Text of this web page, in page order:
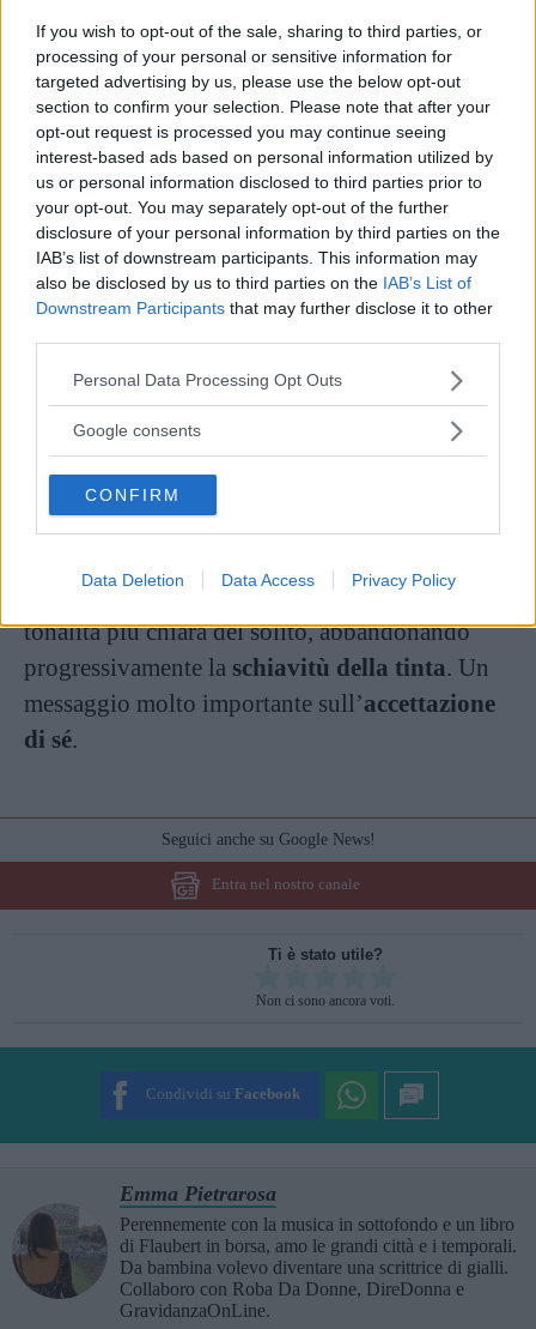
If you wish to opt-out of the sale, sharing to third parties, or
processing of your personal or sensitive information for
targeted advertising by us, please use the below opt-out
section to confirm your selection. Please note that after your
opt-out request is processed you may continue seeing
interest-based ads based on personal information utilized by
us or personal information disclosed to third parties prior to
your opt-out. You may separately opt-out of the further
disclosure of your personal information by third parties on the
IAB’s list of downstream participants. This information may
also be disclosed by us to third parties on the IAB’s List of
Downstream Participants that may further disclose it to other
Please note that this website/app uses one or more Google
not limited to your visit or usage behaviour. You may click to
use your data for below specified purposes in below Google
consent section.
Personal Data Processing Opt Outs
Google consents
CONFIRM
Data Deletion Data Access Privacy Policy
Un post condiviso da Julia Roberts News (@juliarobertsnews)
Grazie albody positive, ovvero la
normalizzazionedi quelli che i canoni estetici
imperanti finora consideravano difetti, è stato
abolito un altro
ricrescita. E Julia, a 53 anni compiuti, ha
tempie, schiarendo il resto della chioma in una
tonalità più chiara del solito, abbandonando
progressivamente la schiavitù della tinta. Un
messaggio molto importante sull’accettazione
di sé.
Seguici anche su Google News!
Entra nel nostro canale
Ti è stato utile?
Non ci sono ancora voti.
Condividi su Facebook
Emma Pietrarosa
Perennemente con la musica in sottofondo e un libro
di Flaubert in borsa, amo le grandi città e i temporali.
Da bambina volevo diventare una scrittrice di gialli.
Collaboro con Roba Da Donne, DireDonna e
GravidanzaOnLine.